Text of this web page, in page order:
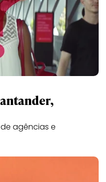
agências e